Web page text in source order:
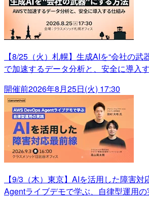
【8/25（火）札幌】生成AIを“会社の武
で加速するデータ分析と、安全に導入
開催前2026年8月25日(火) 17:30
【9/3（木）東京】AIを活用した障害
Agentライブデモで学ぶ、自律型運用